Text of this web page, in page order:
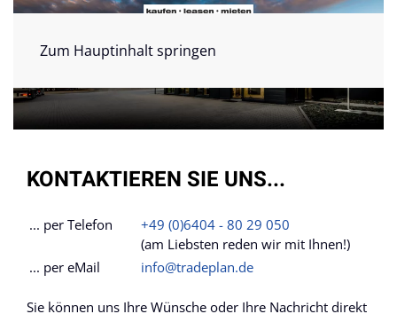
Zum Hauptinhalt springen
KONTAKTIEREN SIE UNS...
... per Telefon
+49 (0)6404 - 80 29 050
(am Liebsten reden wir mit Ihnen!)
... per eMail
info@tradeplan.de
Sie können uns Ihre Wünsche oder Ihre Nachricht direkt